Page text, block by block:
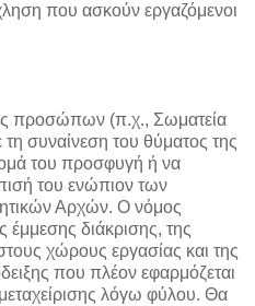
που ασκούν εργαζόμενοι
προσώπων (π.χ., Σωματεία
συναίνεση του θύματος της
του προσφυγή ή να
του ενώπιον των
Αρχών. Ο νόμος
έμμεσης διάκρισης, της
χώρους εργασίας και της
που πλέον εφαρμόζεται
λόγω φύλου. Θα